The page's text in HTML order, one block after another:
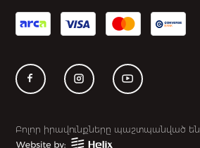
Բոլոր իրավունքները պաշտպանված են